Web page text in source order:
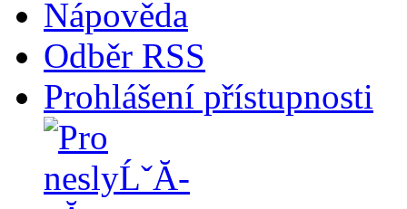
Nápověda
Odběr RSS
Prohlášení přístupnosti